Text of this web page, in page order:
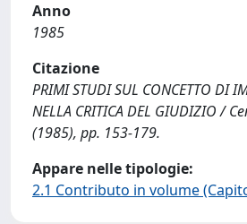
Anno
1985
Citazione
PRIMI STUDI SUL CONCETTO DI
NELLA CRITICA DEL GIUDIZIO /
(1985), pp. 153-179.
Appare nelle tipologie:
2.1 Contributo in volume